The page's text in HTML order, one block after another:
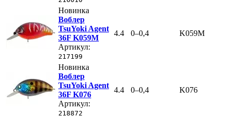
Новинка
Воблер
TsuYoki Agent
36F K059M
Артикул:
217199
4.4 0–0,4 K059M
Новинка
Воблер
TsuYoki Agent
36F K076
Артикул:
218872
4.4 0–0,4 K076